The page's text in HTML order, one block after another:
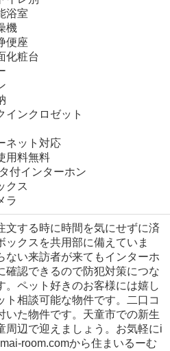
浴室
機
便座
化粧台
インクロゼット
ネット対応
用料無料
付インターホン
クス
ラ
文する時に時間を気にせずに済
ックスを共用部に備えていま
ない来訪者が来てもインターホ
確認できるので防犯対策につな
。ペット好きのお客様には嬉し
ト相談可能な物件です。二口コ
いた物件です。天童市での新生
周辺で迎えましょう。お気軽にi
room.comから住まいるーむ